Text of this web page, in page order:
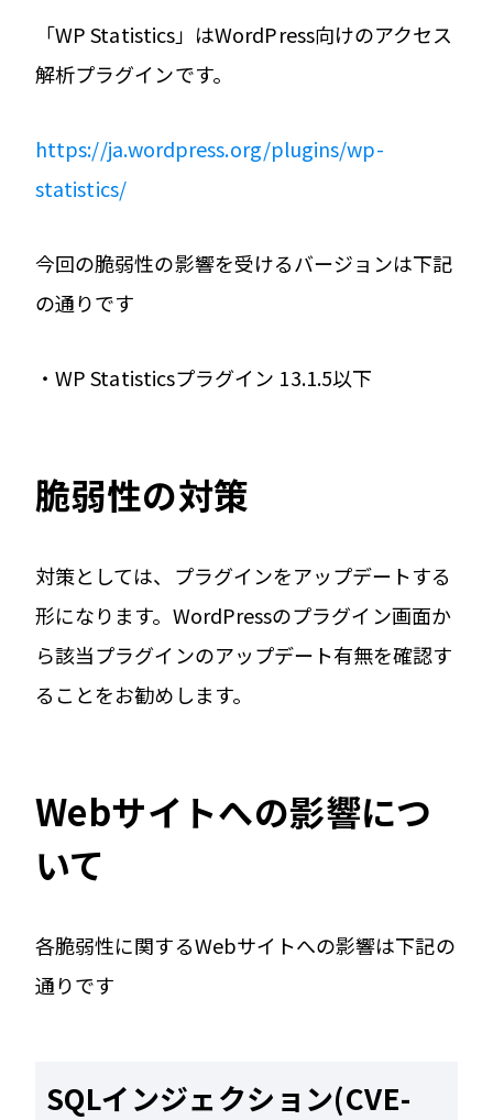
「WP Statistics」はWordPress向けのアクセス
解析プラグインです。
https://ja.wordpress.org/plugins/wp-
statistics/
今回の脆弱性の影響を受けるバージョンは下記
の通りです
・WP Statisticsプラグイン 13.1.5以下
脆弱性の対策
対策としては、プラグインをアップデートする
形になります。WordPressのプラグイン画面か
ら該当プラグインのアップデート有無を確認す
ることをお勧めします。
Webサイトへの影響につ
いて
各脆弱性に関するWebサイトへの影響は下記の
通りです
SQLインジェクション(CVE-